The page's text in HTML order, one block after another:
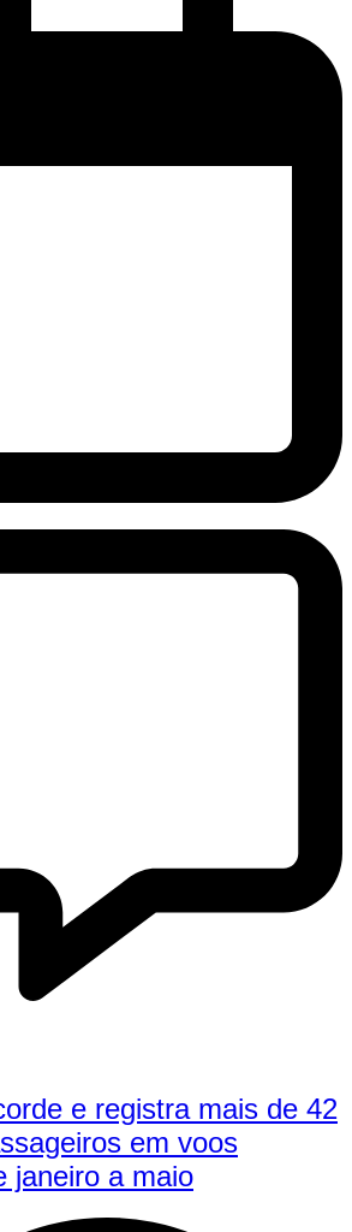
e registra mais de 42
em voos
janeiro a maio